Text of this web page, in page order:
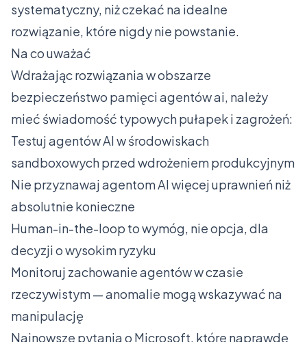
systematyczny, niż czekać na idealne
rozwiązanie, które nigdy nie powstanie.
Na co uważać
Wdrażając rozwiązania w obszarze
bezpieczeństwo pamięci agentów ai, należy
mieć świadomość typowych pułapek i zagrożeń:
Testuj agentów AI w środowiskach
sandboxowych przed wdrożeniem produkcyjnym
Nie przyznawaj agentom AI więcej uprawnień niż
absolutnie konieczne
Human-in-the-loop to wymóg, nie opcja, dla
decyzji o wysokim ryzyku
Monitoruj zachowanie agentów w czasie
rzeczywistym — anomalie mogą wskazywać na
manipulację
Najnowsze pytania o Microsoft, które naprawdę